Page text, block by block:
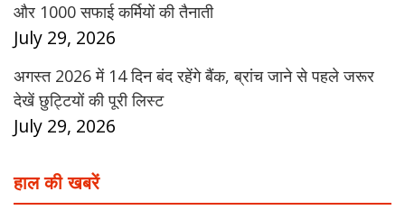
और 1000 सफाई कर्मियों की तैनाती
July 29, 2026
अगस्त 2026 में 14 दिन बंद रहेंगे बैंक, ब्रांच जाने से पहले जरूर
देखें छुट्टियों की पूरी लिस्ट
July 29, 2026
हाल की खबरें